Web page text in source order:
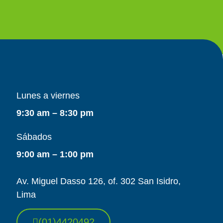
Lunes a viernes
9:30 am – 8:30 pm
Sábados
9:00 am – 1:00 pm
Av. Miguel Dasso 126, of. 302 San Isidro,
Lima